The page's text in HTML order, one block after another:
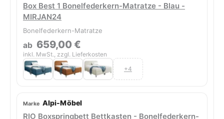
Box Best 1 Bonelfederkern-Matratze - Blau -
MIRJAN24
Bonelfederkern-Matratze
ab 659,00 €
inkl. MwSt., zzgl. Lieferkosten
+4
Alpi-Möbel
RIO Boxspringbett Bettkasten - Bonelfederkern-